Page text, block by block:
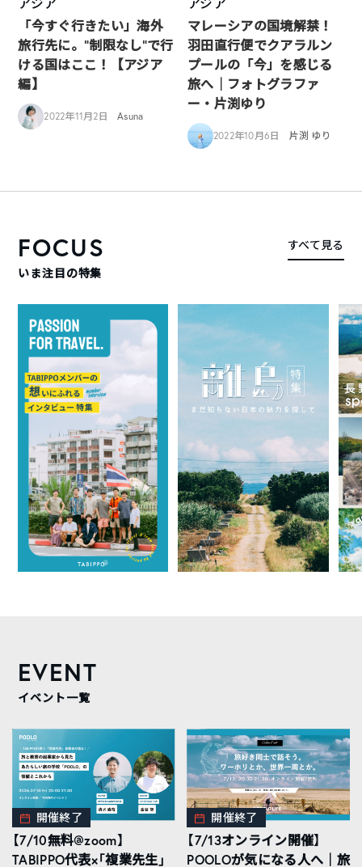
「今すぐ行きたい」海外
旅行先に。”制限なし”で行
ける国はここ！【アジア
編】
2022年11月2日 Asuna
マレーシアの国境解禁！
羽田直行便でクアラルン
プールの「今」を感じる
旅へ｜フォトグラファ
ー・片渕ゆり
2022年10月6日 片渕 ゆり
FOCUS
いま注目の特集
すべて見る
EVENT
イベント一覧
開催終了
【7/10無料@zoom】
TABIPPO代表×「複業先生」
開催終了
【7/13オンライン開催】
POOLOが気になる人へ｜旅